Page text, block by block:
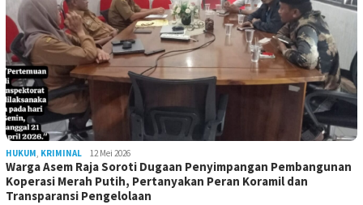
HUKUM, KRIMINAL 12 Mei 2026
Warga Asem Raja Soroti Dugaan Penyimpangan Pembangunan
Koperasi Merah Putih, Pertanyakan Peran Koramil dan
Transparansi Pengelolaan